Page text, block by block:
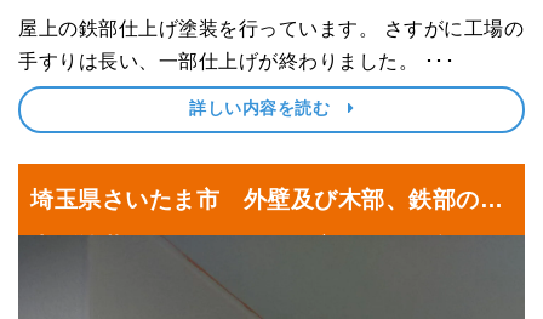
屋上の鉄部仕上げ塗装を行っています。 さすがに工場の
手すりは長い、一部仕上げが終わりました。 ･･･
詳しい内容を読む
埼玉県さいたま市 外壁及び木部、鉄部の仕
外壁の塗り替えリフォーム